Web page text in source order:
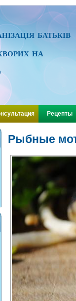
батьків
на
Рецепты
Рыбные